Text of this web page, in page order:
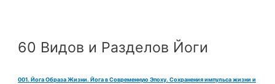
60 Видов и Разделов Йоги
001. Йога Образа Жизни. Йога в Современную Эпоху. Сохранения импульса жизни и